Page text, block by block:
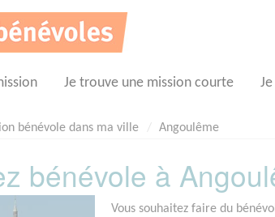
Je trouve une mission courte
bénévole dans ma ville Angoulême
bénévole à
Vous souhaitez faire du